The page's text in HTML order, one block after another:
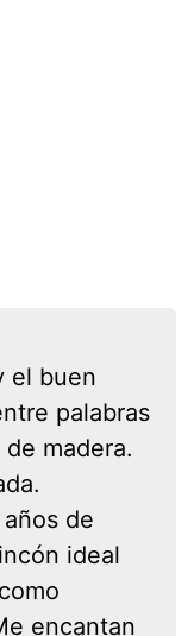
el buen
palabras
madera.
de
ideal
encantan